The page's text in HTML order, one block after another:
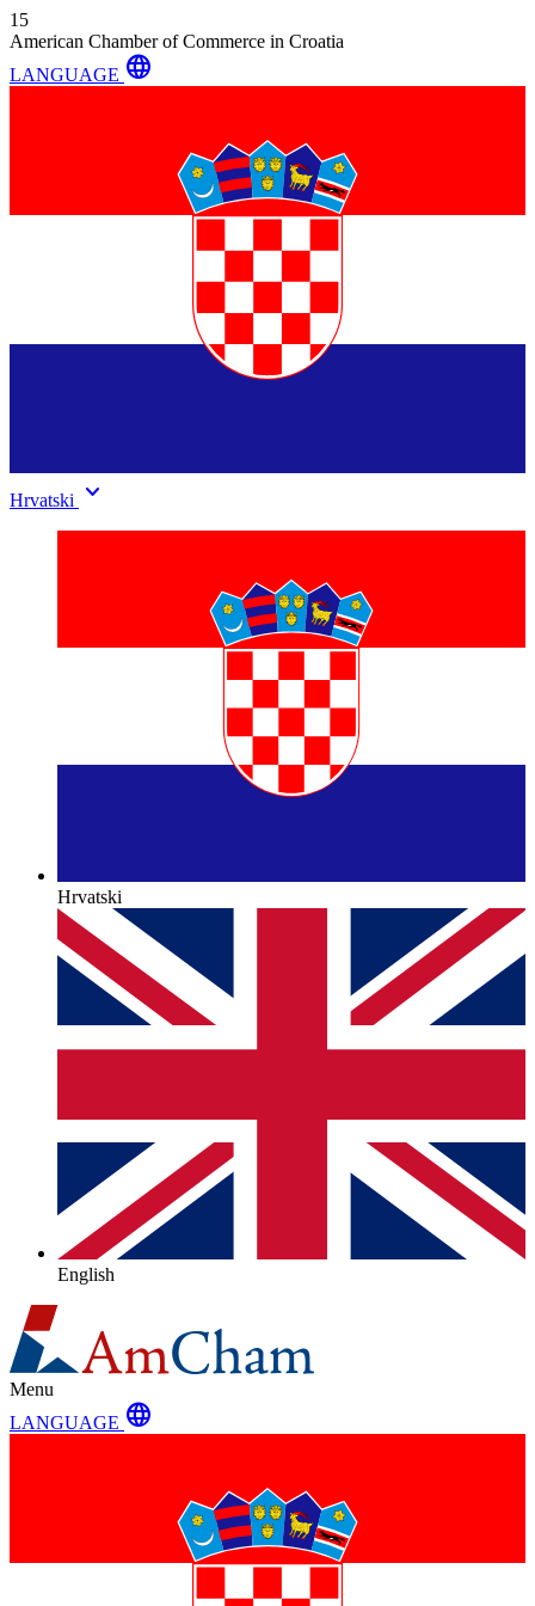
15
American Chamber of Commerce in Croatia
LANGUAGE language
Hrvatski keyboard_arrow_down
Hrvatski
English
Menu
LANGUAGE language